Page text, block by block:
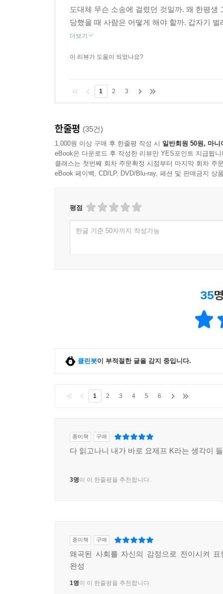
도대체 무슨 소송에 걸렸던 것일까. 왜 한평
당했을 때 사람은 어떻게 해야 할까. 갑자기
더보기
이 리뷰가 도움이 되었나요?
1 2 3
한줄평 (35건)
1,000원 이상 구매 후 한줄평 작성 시 일반회원 50원, 마니
eBook은 다운로드 후 작성한 리뷰만 YES포인트 지급됩니
클래스는 첫번째 회차 주문확정 시점부터 마지막 회차 주
eBook 페이백, CD/LP, DVD/Blu-ray, 패션 및 판매금지 상
평점
한글 기준 50자까지 작성가능
35
클린봇이 부적절한 글을 감지 중입니다.
1 2 3 4 5 6
종이책 구매
다 읽고나니 내가 바로 요제프 K라는 생각이
3명이 이 한줄평을 추천합니다.
종이책 구매
왜곡된 사회를 자신의 감정으로 전이시켜 표
완성
1명이 이 한줄평을 추천합니다.